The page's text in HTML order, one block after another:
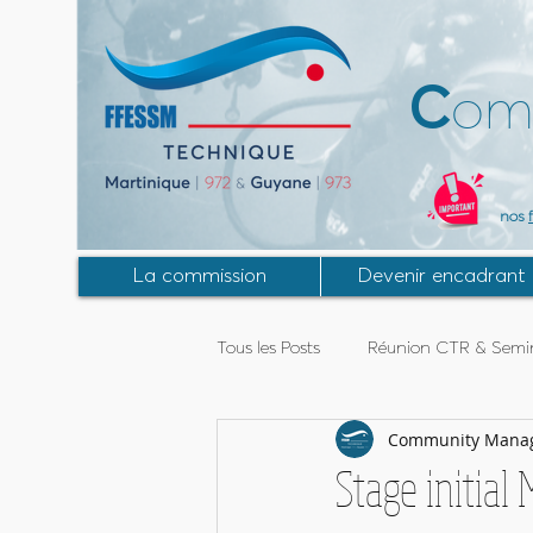
C
nos
La commission Devenir encadrant
Tous les Posts Réunion CTR &
Activités Guyane Stage MF2
Stage initial
Community